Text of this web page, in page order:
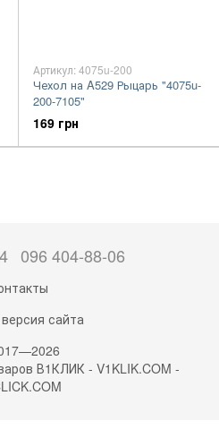
Артикул: 4075u-200
Чехол на A529 Рыцарь "4075u-
200-7105"
169 грн
096 404-88-06
сайта
В1КЛИК - V1KLIK.COM -